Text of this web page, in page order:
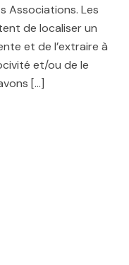
Associations. Les
de localiser un
et de l’extraire à
et/ou de le
[…]